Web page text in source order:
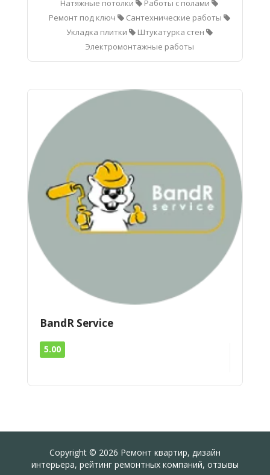
Натяжные потолки
Работы с полами
Ремонт под ключ
Сантехнические работы
Укладка плитки
Штукатурка стен
Электромонтажные работы
BandR Service
5.00
Copyright © 2026 Ремонт квартир, дизайн
интерьера, рейтинг ремонтных компаний, отзывы